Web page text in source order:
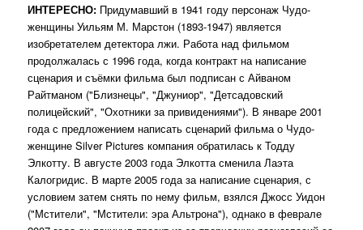
ИНТЕРЕСНО: Придумавший в 1941 году персонаж Чудо-
женщиныУильям М. Марстон (1893-1947) является
изобретателем детектора лжи. Работа над фильмом
продолжалась с 1996 года, когда контракт на написание
сценария и съёмки фильма был подписан с Айваном
Райтманом ("Близнецы", "Джуниор", "Детсадовский
полицейский", "Охотники за привидениями"). В январе 2001
года с предложением написать сценарий фильма о Чудо-
женщине Silver Pictures компания обратилась к Тодду
Элкотту. В августе 2003 года Элкотта сменила Лаэта
Калогридис. В марте 2005 года за написание сценария, с
условием затем снять по нему фильм, взялся Джосс Уидон
("Мстители", "Мстители: эра Альтрона"), однако в феврале